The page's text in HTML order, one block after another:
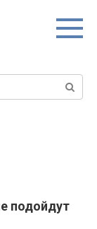
подойдут